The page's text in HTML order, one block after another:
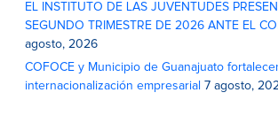
EL INSTITUTO DE LAS JUVENTUDES
SEGUNDO TRIMESTRE DE 2026 ANTE EL
agosto, 2026
COFOCE y Municipio de Guanajuato
internacionalización empresarial 7 agosto,